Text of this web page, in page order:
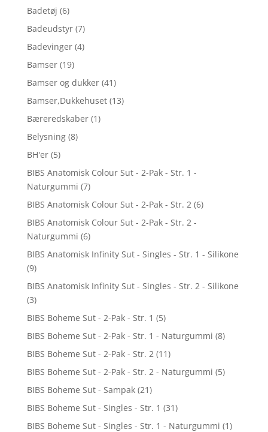
Badetøj (6)
Badeudstyr (7)
Badevinger (4)
Bamser (19)
Bamser og dukker (41)
Bamser,Dukkehuset (13)
Bæreredskaber (1)
Belysning (8)
BH'er (5)
BIBS Anatomisk Colour Sut - 2-Pak - Str. 1 -
Naturgummi (7)
BIBS Anatomisk Colour Sut - 2-Pak - Str. 2 (6)
BIBS Anatomisk Colour Sut - 2-Pak - Str. 2 -
Naturgummi (6)
BIBS Anatomisk Infinity Sut - Singles - Str. 1 - Silikone
(9)
BIBS Anatomisk Infinity Sut - Singles - Str. 2 - Silikone
(3)
BIBS Boheme Sut - 2-Pak - Str. 1 (5)
BIBS Boheme Sut - 2-Pak - Str. 1 - Naturgummi (8)
BIBS Boheme Sut - 2-Pak - Str. 2 (11)
BIBS Boheme Sut - 2-Pak - Str. 2 - Naturgummi (5)
BIBS Boheme Sut - Sampak (21)
BIBS Boheme Sut - Singles - Str. 1 (31)
BIBS Boheme Sut - Singles - Str. 1 - Naturgummi (1)